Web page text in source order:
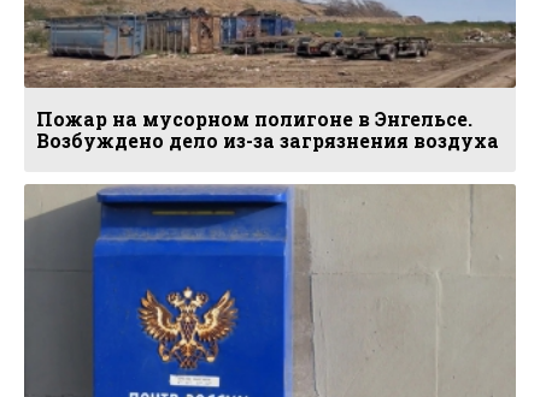
Пожар на мусорном полигоне в Энгельсе.
Возбуждено дело из-за загрязнения воздуха